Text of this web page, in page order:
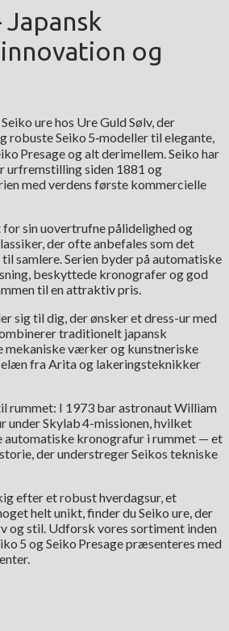
Japansk
og
ure hos Ure Guld Sølv, der
Seiko 5‑modeller til elegante,
Presage og alt derimellem. Seiko har
urfremstilling siden 1881 og
med verdens første kommercielle
sin uovertrufne pålidelighed og
der ofte anbefales som det
samlere. Serien byder på automatiske
beskyttede kronografer og god
til en attraktiv pris.
sig til dig, der ønsker et dress-ur med
traditionelt japansk
værker og kunstneriske
fra Arita og lakeringsteknikker
rummet: I 1973 bar astronaut William
under Skylab 4-missionen, hvilket
kronografur i rummet — et
der understreger Seikos tekniske
efter et robust hverdagsur, et
helt unikt, finder du Seiko ure, der
og stil. Udforsk vores sortiment inden
5 og Seiko Presage præsenteres med